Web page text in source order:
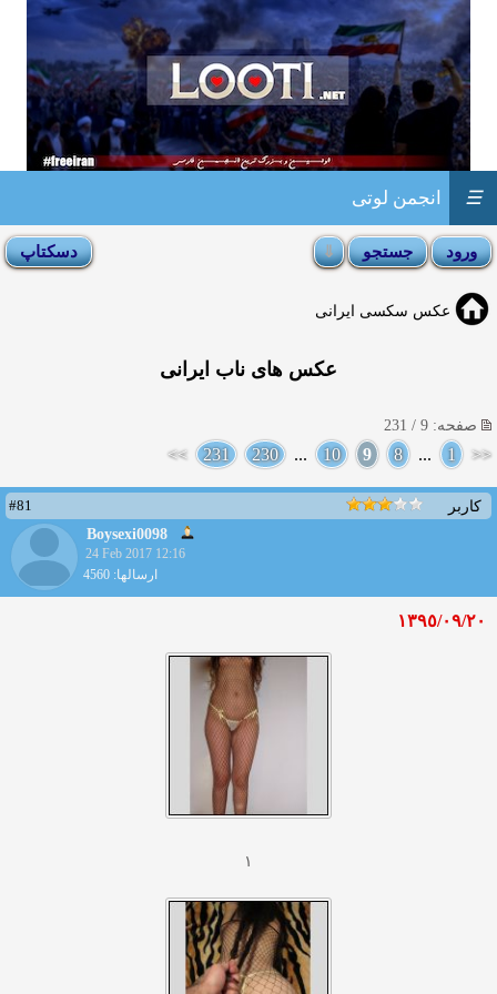
انجمن لوتی ☰
عکس سکسی ایرانی
عکس های ناب ایرانی
صفحه: 9 / 231
<<
1
...
8
9
10
...
230
231
>>
کاربر
#81
Boysexi0098
24 Feb 2017 12:16
ارسالها: 4560
١٣٩٥/٠٩/٢٠
١